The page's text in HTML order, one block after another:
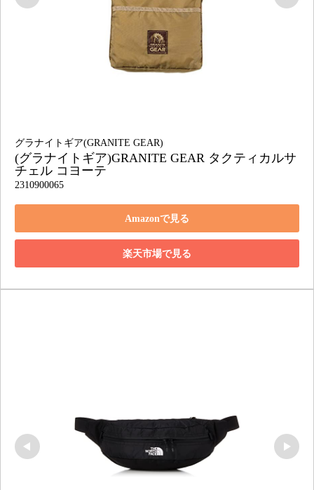
グラナイトギア(GRANITE GEAR)
(グラナイトギア)GRANITE GEAR タクティカルサ
チェル コヨーテ
2310900065
Amazonで見る
楽天市場で見る